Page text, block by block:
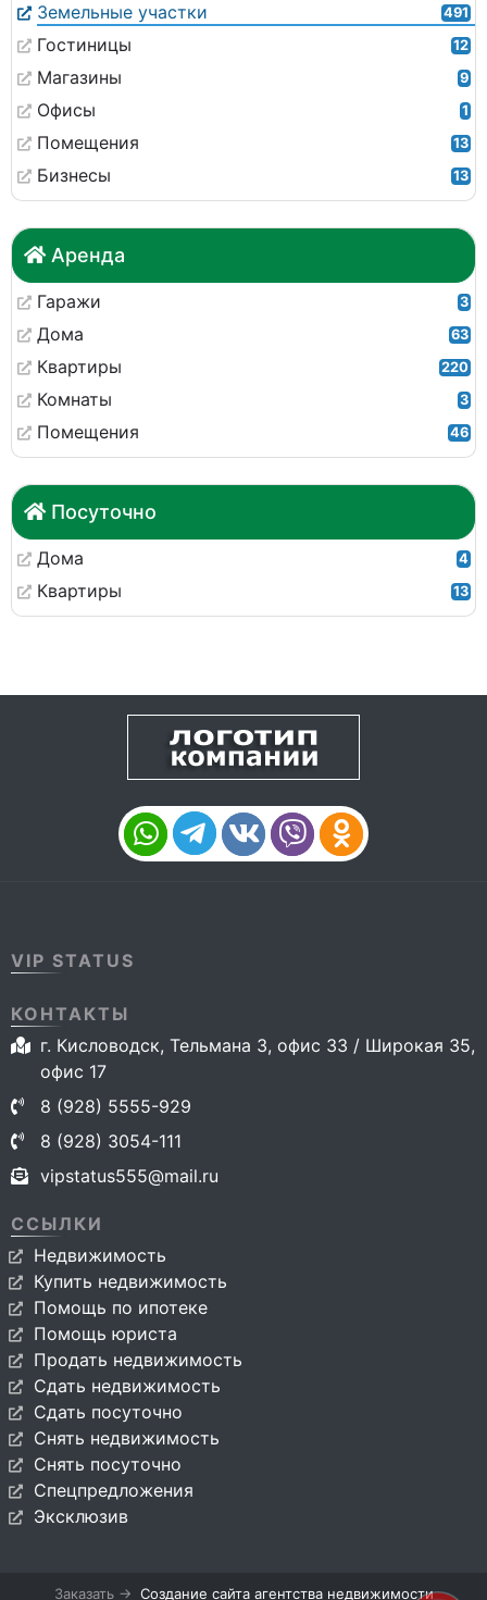
Земельные участки 491
Гостиницы 12
Магазины 9
Офисы 1
Помещения 13
Бизнесы 13
Аренда
Гаражи 3
Дома 63
Квартиры 220
Комнаты 3
Помещения 46
Посуточно
Дома 4
Квартиры 13
VIP STATUS
КОНТАКТЫ
г. Кисловодск, Тельмана 3, офис 33 / Широкая 35,
офис 17
8 (928) 5555-929
8 (928) 3054-111
vipstatus555@mail.ru
ССЫЛКИ
Недвижимость
Купить недвижимость
Помощь по ипотеке
Помощь юриста
Продать недвижимость
Сдать недвижимость
Сдать посуточно
Снять недвижимость
Снять посуточно
Спецпредложения
Эксклюзив
Заказать → Создание сайта агентства недвижимости